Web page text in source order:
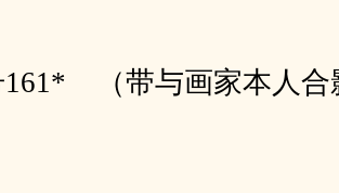
（带与画家本人